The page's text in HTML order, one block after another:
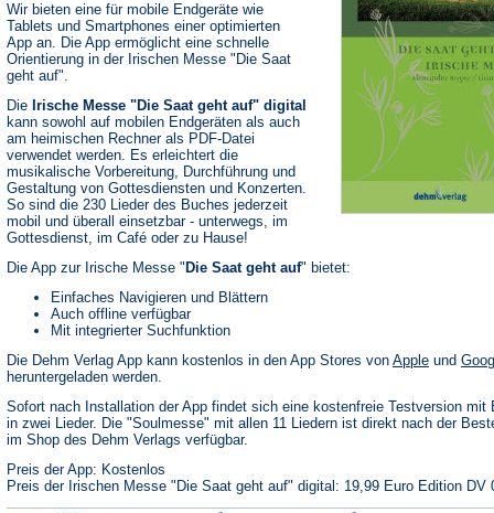
Wir bieten eine für mobile Endgeräte wie
Tablets und Smartphones einer optimierten
App an. Die App ermöglicht eine schnelle
Orientierung in der Irischen Messe "Die Saat
geht auf".
Die Irische Messe "Die Saat geht auf" digital
kann sowohl auf mobilen Endgeräten als auch
am heimischen Rechner als PDF-Datei
verwendet werden. Es erleichtert die
musikalische Vorbereitung, Durchführung und
Gestaltung von Gottesdiensten und Konzerten.
So sind die 230 Lieder des Buches jederzeit
mobil und überall einsetzbar - unterwegs, im
Gottesdienst, im Café oder zu Hause!
Die App zur Irische Messe " Die Saat geht auf" bietet:
Einfaches Navigieren und Blättern
Auch offline verfügbar
Mit integrierter Suchfunktion
Die Dehm Verlag App kann kostenlos in den App Stores von Apple(Öffnet
neuen
Tab)
und
heruntergeladen werden.
Sofort nach Installation der App findet sich eine kostenfreie Testversion mit
in zwei Lieder. Die "Soulmesse" mit allen 11 Liedern ist direkt nach der
im Shop des Dehm Verlags verfügbar.
Preis der App: Kostenlos
Preis der Irischen Messe "Die Saat geht auf" digital: 19,99 Euro Edition DV